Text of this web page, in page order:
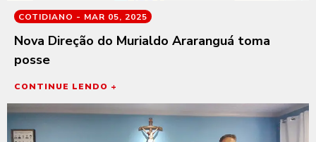
COTIDIANO - MAR 05, 2025
Nova Direção do Murialdo Araranguá toma
posse
CONTINUE LENDO +